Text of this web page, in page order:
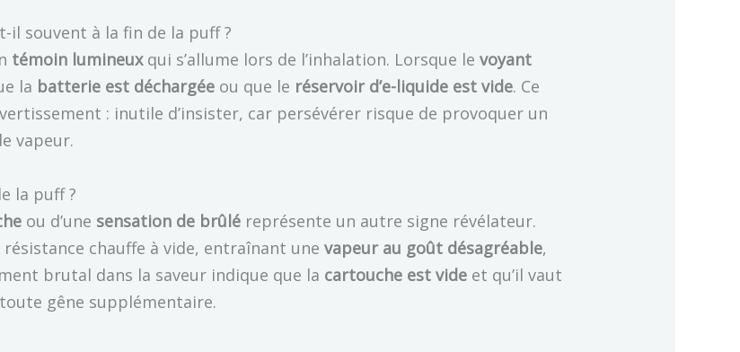
souvent à la fin de la puff ?
témoin lumineuxqui s’allume lors de l’inhalation. Lorsque levoyant
la batterie est déchargée ou que le réservoir d’e-liquide est vide. Ce
: inutile d’insister, car persévérer risque de provoquer un
vapeur.
la puff ?
ou d’une sensation de brûlé représente un autre signe révélateur.
résistance chauffe à vide, entraînant unevapeur au goût désagréable,
brutal dans la saveur indique que la cartouche est vide et qu’il vaut
gêne supplémentaire.